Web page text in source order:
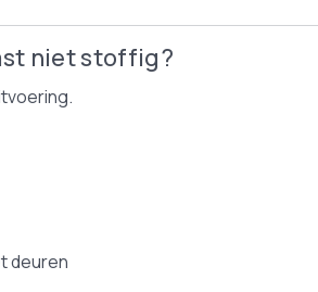
niet stoffig?
deuren